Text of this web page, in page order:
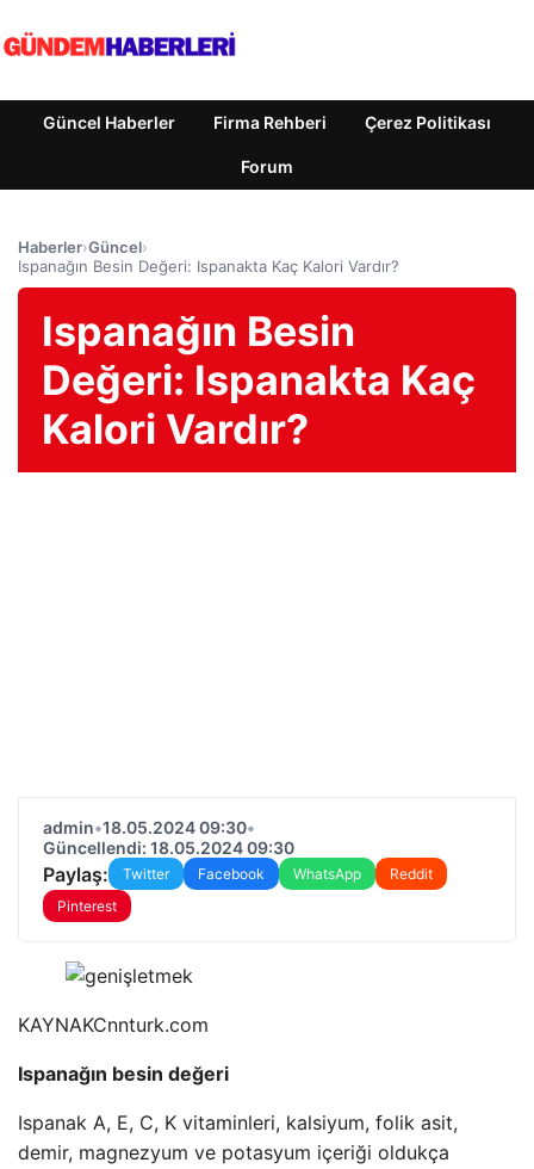
Güncel Haberler Firma Rehberi Çerez Politikası
Forum
Haberler›Güncel›
Ispanağın Besin Değeri: Ispanakta Kaç Kalori Vardır?
Ispanağın Besin
Değeri: Ispanakta Kaç
Kalori Vardır?
admin•18.05.2024 09:30•
Güncellendi: 18.05.2024 09:30
Paylaş: Twitter Facebook WhatsApp
Reddit
Pinterest
KAYNAKCnnturk.com
Ispanağın besin değeri
Ispanak A, E, C, K vitaminleri, kalsiyum, folik asit,
demir, magnezyum ve potasyum içeriği oldukça